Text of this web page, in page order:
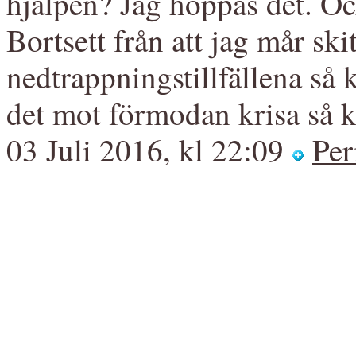
Bortsett från att jag mår
nedtrappningstillfällena så
det mot förmodan krisa så
03 Juli 2016, kl 22:09